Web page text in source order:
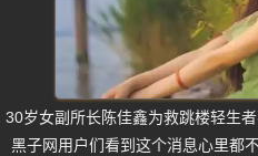
30岁女副所长陈佳鑫为救跳楼轻生
黑子网用户们看到这个消息心里都